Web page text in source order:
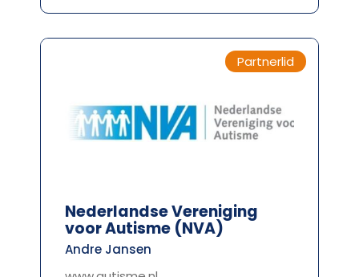
Partnerlid
Nederlandse Vereniging
voor Autisme (NVA)
Andre Jansen